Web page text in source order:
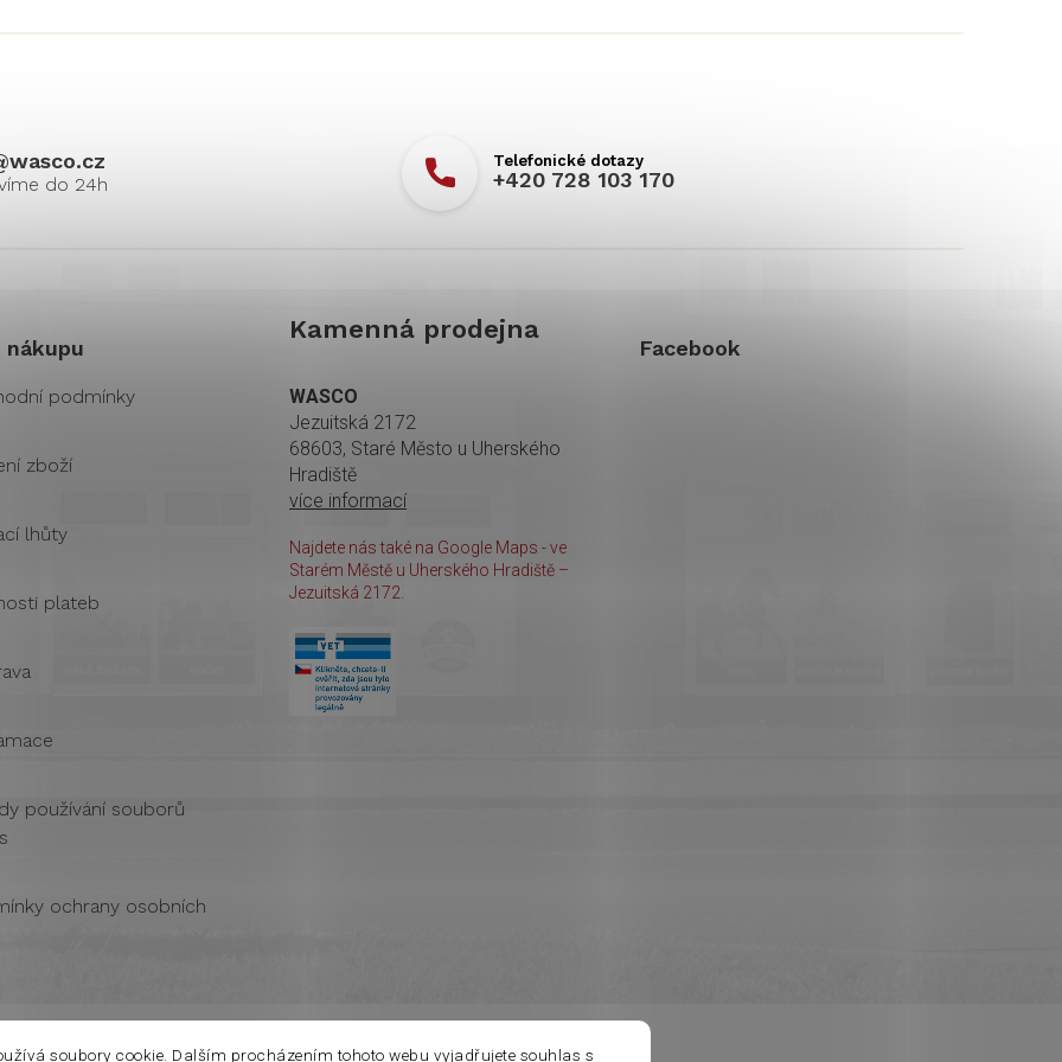
soubory cookie. Dalším procházením tohoto webu vyjadřujete souhlas s
wasco.cz
+420 728 103 170
nákupu
podmínky
zboží
lhůty
plateb
používání souborů
ochrany osobních
Kamenná prodejna
WASCO
Jezuitská 2172
68603, Staré Město u Uherského
Hradiště
více informací
Najdete nás také na Google Maps - ve
Starém Městě u Uherského Hradiště –
Jezuitská 2172.
Facebook